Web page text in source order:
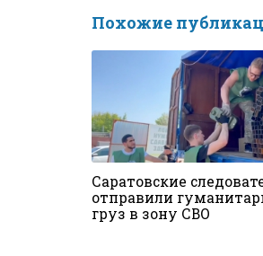
Похожие
Саратовские
отправили
груз в зону СВО